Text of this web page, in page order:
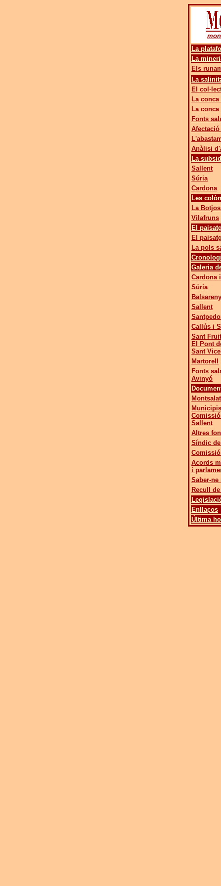
La
La
Els
La
El
La
La
Fonts
Anàlisi
La
Sallent
Súria
Cardona
Les
La
Vilafruns
El
El
La pols
Galeria
Cardona
Súria
Balsareny
Sallent
Callús i
Sant
El Pont
Sant
Martorell
Fonts
Avinyó
Montsalat
Sallent
Altres
Síndic
Acords
i
Saber-ne
Recull
Enllaços
Última